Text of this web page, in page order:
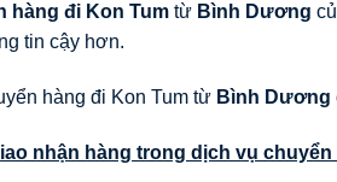
hàng đi Kon Tum từ Bình Dương
tin cậy hơn.
hàng đi Kon Tum từ Bình Dương
nhận hàng trong dịch vụ chuyển